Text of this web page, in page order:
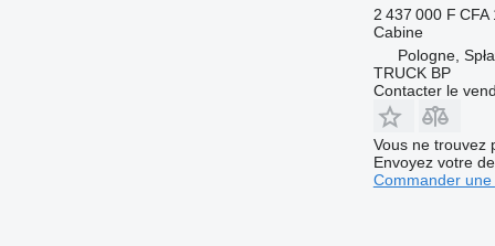
2 437 000 F CFA
Cabine
Pologne,
TRUCK BP
Contacter le
Vous ne trouvez
Envoyez votre
Commander